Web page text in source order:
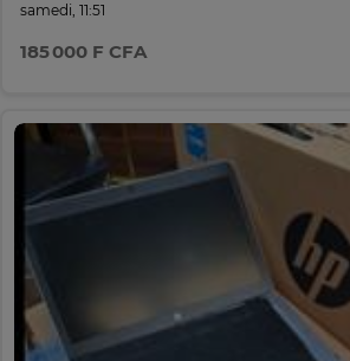
samedi, 11:51
185 000 F CFA